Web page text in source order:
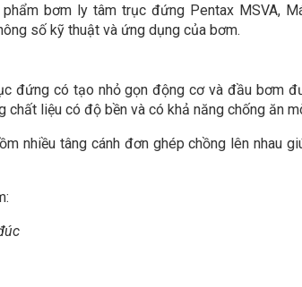
bơm ly tâm trục đứng Pentax MSVA,
số kỹ thuật và ứng dụng của bơm.
đứng có tạo nhỏ gọn động cơ và đầu bơm
liệu có độ bền và có khả năng chống ăn
nhiều tâng cánh đơn ghép chồng lên nhau